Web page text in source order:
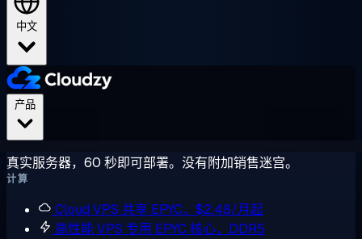
中文
真实服务器，60 秒即可部署。没有附加销售迷宫。
计算
Cloud VPS 共享 EPYC，$2.48/月起
高性能 VPS 专用 EPYC 核心，DDR5